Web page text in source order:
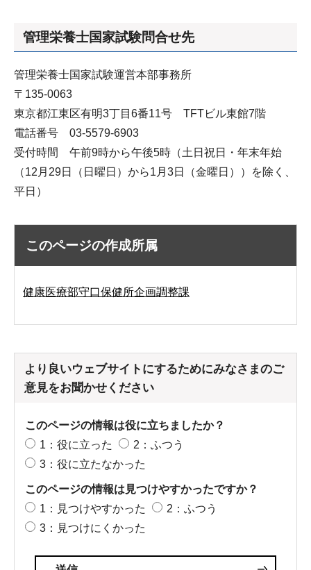
管理栄養士国家試験問合せ先
管理栄養士国家試験運営本部事務所
〒135-0063
東京都江東区有明3丁目6番11号 TFTビル東館7階
電話番号 03-5579-6903
受付時間 午前9時から午後5時（土日祝日・年末年始
（12月29日（日曜日）から1月3日（金曜日））を除く、
平日）
このページの作成所属
健康医療部守口保健所企画調整課
より良いウェブサイトにするためにみなさまのご
意見をお聞かせください
このページの情報は役に立ちましたか？
1：役に立った
2：ふつう
3：役に立たなかった
このページの情報は見つけやすかったですか？
1：見つけやすかった
2：ふつう
3：見つけにくかった